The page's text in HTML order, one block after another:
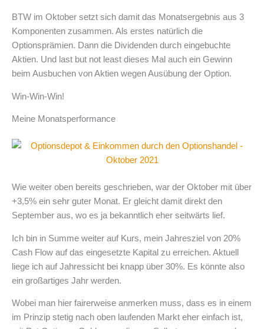
BTW im Oktober setzt sich damit das Monatsergebnis aus 3
Komponenten zusammen. Als erstes natürlich die
Optionsprämien. Dann die Dividenden durch eingebuchte
Aktien. Und last but not least dieses Mal auch ein Gewinn
beim Ausbuchen von Aktien wegen Ausübung der Option.
Win-Win-Win!
Meine Monatsperformance
Wie weiter oben bereits geschrieben, war der Oktober mit über
+3,5% ein sehr guter Monat. Er gleicht damit direkt den
September aus, wo es ja bekanntlich eher seitwärts lief.
Ich bin in Summe weiter auf Kurs, mein Jahresziel von 20%
Cash Flow auf das eingesetzte Kapital zu erreichen. Aktuell
liege ich auf Jahressicht bei knapp über 30%. Es könnte also
ein großartiges Jahr werden.
Wobei man hier fairerweise anmerken muss, dass es in einem
im Prinzip stetig nach oben laufenden Markt eher einfach ist,